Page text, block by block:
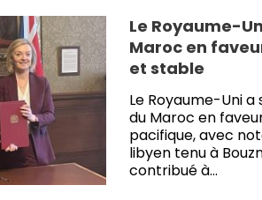
Le Royaume-
Maroc en
et stable
Le Royaume-Uni
du Maroc en
pacifique, avec
libyen tenu à
contribué à…